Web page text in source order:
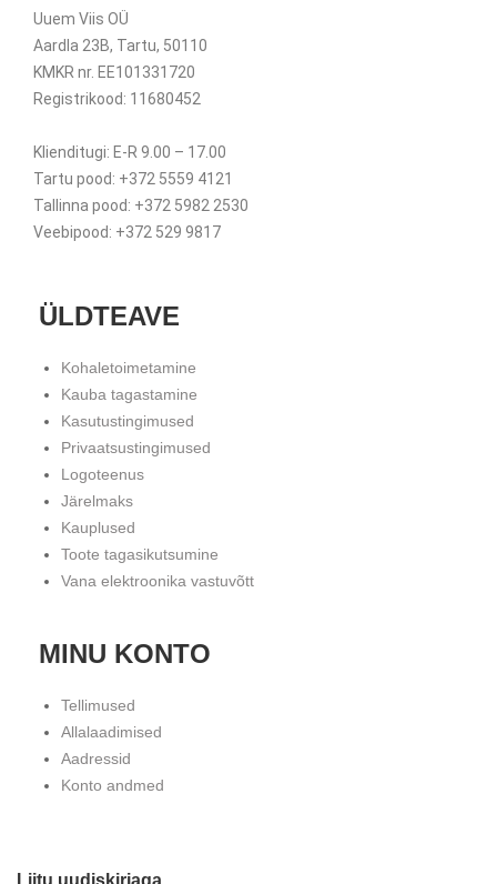
Uuem Viis OÜ
Aardla 23B, Tartu, 50110
KMKR nr. EE101331720
Registrikood: 11680452
Klienditugi: E-R 9.00 – 17.00
Tartu pood: +372 5559 4121
Tallinna pood: +372 5982 2530
Veebipood: +372 529 9817
ÜLDTEAVE
Kohaletoimetamine
Kauba tagastamine
Kasutustingimused
Privaatsustingimused
Logoteenus
Järelmaks
Kauplused
Toote tagasikutsumine
Vana elektroonika vastuvõtt
MINU KONTO
Tellimused
Allalaadimised
Aadressid
Konto andmed
Liitu uudiskirjaga